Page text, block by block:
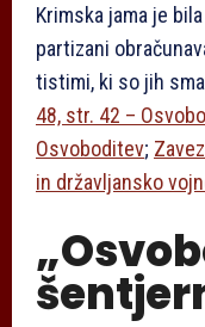
Krimska jama je
partizani
tistimi, ki so jih
48, str. 42 –
Osvoboditev;
in državljansko